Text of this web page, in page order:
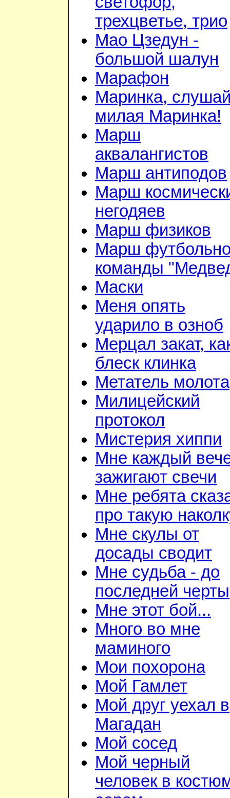
трехцветье, трио
Мао Цзедун -
большой шалун
Марафон
Маринка,
милая Маринка!
Марш
аквалангистов
Марш антиподов
Марш
негодяев
Марш физиков
Марш
команды
Маски
Меня опять
ударило в озноб
Мерцал закат,
блеск клинка
Метатель молота
Милицейский
протокол
Мистерия хиппи
Мне каждый
зажигают свечи
Мне ребята
про такую
Мне скулы от
досады сводит
Мне судьба - до
последней черты
Мне этот бой...
Много во мне
маминого
Мои похорона
Мой Гамлет
Мой друг уехал в
Магадан
Мой сосед
Мой черный
человек в